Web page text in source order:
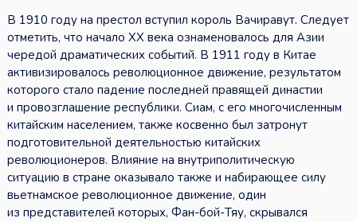
В 1910 году на престол вступил король Вачиравут. Следует
отметить, что начало XX века ознаменовалось для Азии
чередой драматических событий. В 1911 году в Китае
активизировалось революционное движение, результатом
которого стало падение последней правящей династии
и провозглашение республики. Сиам, с его многочисленным
китайским населением, также косвенно был затронут
подготовительной деятельностью китайских
революционеров. Влияние на внутриполитическую
ситуацию в стране оказывало также и набирающее силу
вьетнамское революционное движение, один
из представителей которых, Фан-бой-Тяу, скрывался